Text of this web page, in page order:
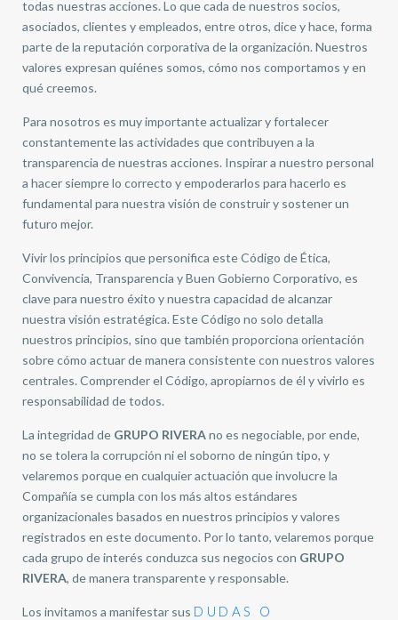
todas nuestras acciones. Lo que cada de nuestros socios,
asociados, clientes y empleados, entre otros, dice y hace, forma
parte de la reputación corporativa de la organización. Nuestros
valores expresan quiénes somos, cómo nos comportamos y en
qué creemos.
Para nosotros es muy importante actualizar y fortalecer
constantemente las actividades que contribuyen a la
transparencia de nuestras acciones. Inspirar a nuestro personal
a hacer siempre lo correcto y empoderarlos para hacerlo es
fundamental para nuestra visión de construir y sostener un
futuro mejor.
Vivir los principios que personifica este Código de Ética,
Convivencia, Transparencia y Buen Gobierno Corporativo, es
clave para nuestro éxito y nuestra capacidad de alcanzar
nuestra visión estratégica. Este Código no solo detalla
nuestros principios, sino que también proporciona orientación
sobre cómo actuar de manera consistente con nuestros valores
centrales. Comprender el Código, apropiarnos de él y vivirlo es
responsabilidad de todos.
La integridad de GRUPO RIVERAno es negociable, por ende,
no se tolera la corrupción ni el soborno de ningún tipo, y
velaremos porque en cualquier actuación que involucre la
Compañía se cumpla con los más altos estándares
organizacionales basados en nuestros principios y valores
registrados en este documento. Por lo tanto, velaremos porque
cada grupo de interés conduzca sus negocios con GRUPO
RIVERA, de manera transparente y responsable.
Los invitamos a manifestar sus DUDAS O